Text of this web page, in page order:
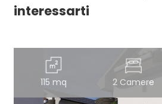
interessarti
115 mq 2 Camere